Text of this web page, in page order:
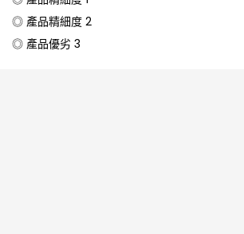
◎ 產品精細度 2
◎ 產品優劣 3